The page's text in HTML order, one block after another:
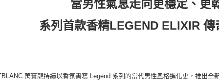
當男性氣息走向更穩定、更
系列首款香精LEGEND ELIXIR
萬寶龍持續以香氛書寫 Legend 系列的當代男性風格進化史，推出